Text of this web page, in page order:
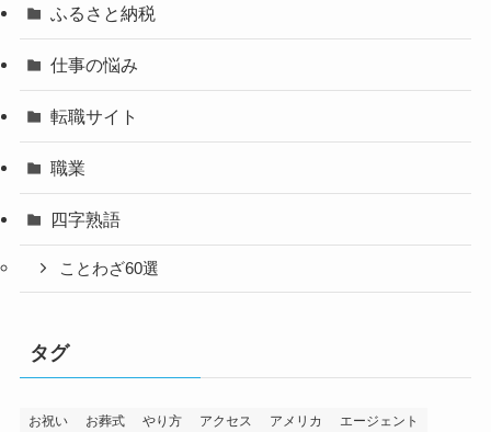
ふるさと納税
仕事の悩み
転職サイト
職業
四字熟語
ことわざ60選
タグ
お祝い お葬式 やり方 アクセス アメリカ エージェント